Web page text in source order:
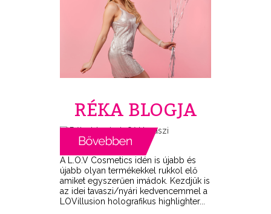
RÉKA BLOGJA
A L.O.V Cosmetics idén is újabb és
újabb olyan termékekkel rukkol elő
amiket egyszerűen imádok. Kezdjük is
az idei tavaszi/nyári kedvencemmel a
LOVillusion holografikus highlighter...